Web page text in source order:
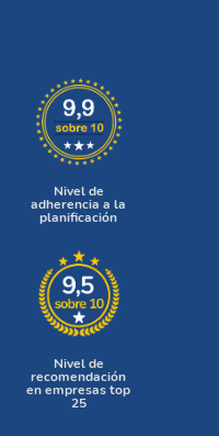
Nivel de
adherencia a la
planificación
Nivel de
recomendación
en empresas top
25